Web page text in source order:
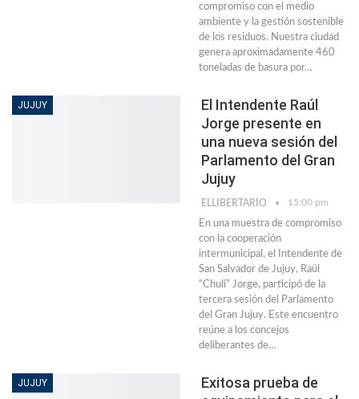
compromiso con el medio
ambiente y la gestión sostenible
de los residuos. Nuestra ciudad
genera aproximadamente 460
toneladas de basura por…
JUJUY
El Intendente Raúl
Jorge presente en
una nueva sesión del
Parlamento del Gran
Jujuy
ELLIBERTARIO 15:00 pm
En una muestra de compromiso
con la cooperación
intermunicipal, el Intendente de
San Salvador de Jujuy, Raúl
“Chuli” Jorge, participó de la
tercera sesión del Parlamento
del Gran Jujuy. Este encuentro
reúne a los concejos
deliberantes de…
JUJUY
Exitosa prueba de